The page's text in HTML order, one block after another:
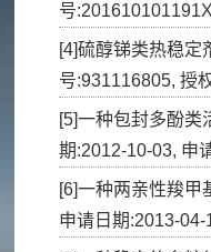
号
[4]硫醇锑类热稳定
号:931116805, 授
[5]一种包封多酚类
期:2012-10-03, 申
[6]一种两亲性羧甲
申请日期:2013-